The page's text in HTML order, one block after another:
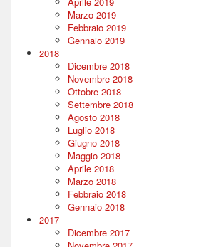
Marzo 2019
Febbraio 2019
Gennaio 2019
2018
Dicembre 2018
Novembre 2018
Ottobre 2018
Settembre 2018
Agosto 2018
Luglio 2018
Giugno 2018
Maggio 2018
Aprile 2018
Marzo 2018
Febbraio 2018
Gennaio 2018
2017
Dicembre 2017